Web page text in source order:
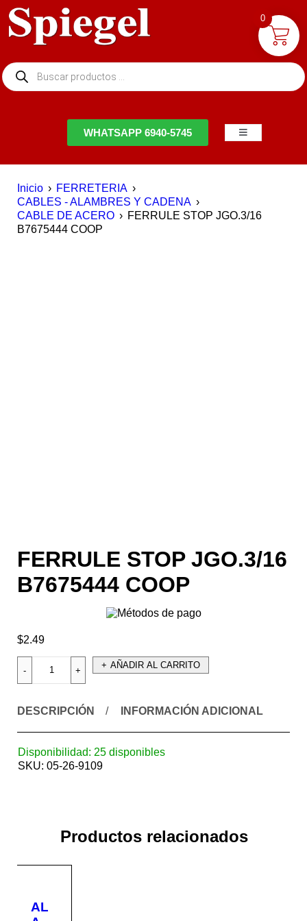
WHATSAPP 6940-5745
Inicio › FERRETERIA ›
CABLES - ALAMBRES Y CADENA ›
CABLE DE ACERO › FERRULE STOP JGO.3/16
B7675444 COOP
FERRULE STOP JGO.3/16
B7675444 COOP
$2.49
AÑADIR AL CARRITO
DESCRIPCIÓN INFORMACIÓN ADICIONAL
Disponibilidad: 25 disponibles
SKU: 05-26-9109
Productos relacionados
AL
0